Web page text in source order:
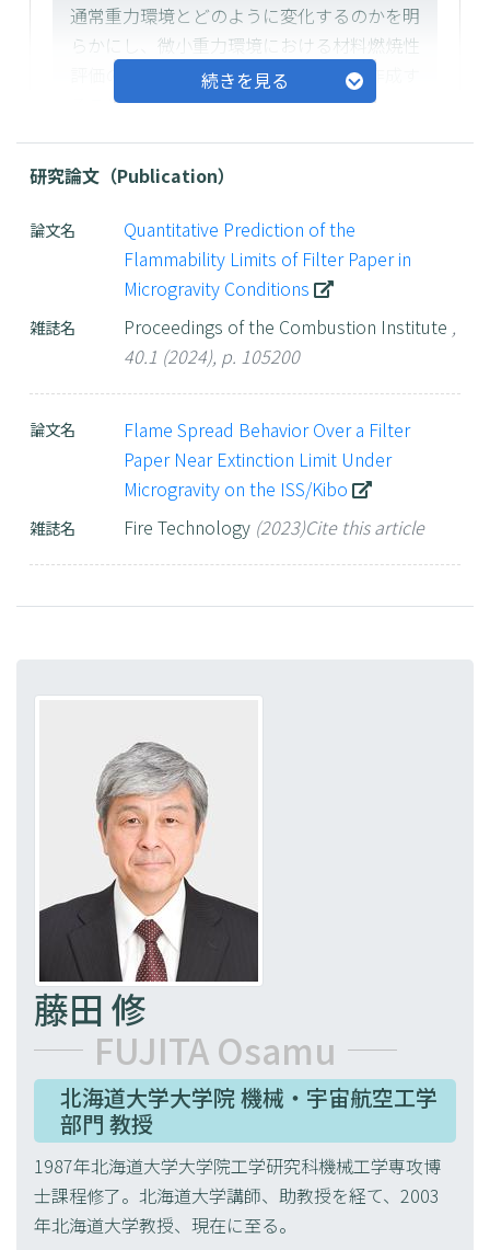
通常重力環境とどのように変化するのかを明
らかにし、微小重力環境における材料燃焼性
評価の国際的な基準を日本が主導して作成す
ることを目指したものです。
研究の背景～宇宙火災安全研究の
重要性～
活動においては、クルー（宇宙飛行士）とシステ
ムの安全確保が極めて重要です。そのため、起こ
り得る様々な危険な事象を"ハザード"として識別
し、それらを防ぐための方策を二重、三重にとっ
ています。宇宙船内での火災は、最も危険なハザ
ードの一つとして識別されています。宇宙船内は
閉鎖環境であり、いったん火災が起こっても、外
で予行演習を行っていたところ、ロケット先端の
アポロ宇宙船内で火災が発生し、米国航空宇宙局
（NASA）の3名の宇宙飛行士が亡くなっていま
す。また、1997年には、ロシアの宇宙ステーシ
ョン、"ミール"内で、酸素発生装置が火元となる
火災が発生しています。当時船内にいたクルーは
無事でしたが、船内は一時、黒煙が充満したとさ
れています。この他、既に退役した米国のスペー
スシャトルにおいては、火災には至っていないも
のの、電気配線のショートなどに起因する火花の
発生や発煙が複数のミッションで報告されていま
アポロ1号の事故が深刻なものになった原因の一
つに、船内の酸素濃度が挙げられます。アポロ計
画においては、船内の酸素濃度は100%でした。
このため、一旦、何らかの原因により発火してし
まうと、瞬く間に燃え拡がってしまい手がつけら
続きを見る
研究論文（Publication）
論文名
Quantitative Prediction of the
Flammability Limits of Filter Paper in
Microgravity Conditions
雑誌名 Proceedings of the Combustion Institute ,
40.1 (2024), p. 105200
論文名
Flame Spread Behavior Over a Filter
Paper Near Extinction Limit Under
Microgravity on the ISS/Kibo
雑誌名 Fire Technology (2023)Cite this article
藤田 修
FUJITA Osamu
北海道大学大学院 機械・宇宙航空工学
部門 教授
1987年北海道大学大学院工学研究科機械工学専攻博
士課程修了。北海道大学講師、助教授を経て、2003
年北海道大学教授、現在に至る。